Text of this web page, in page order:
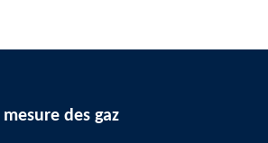
des gaz